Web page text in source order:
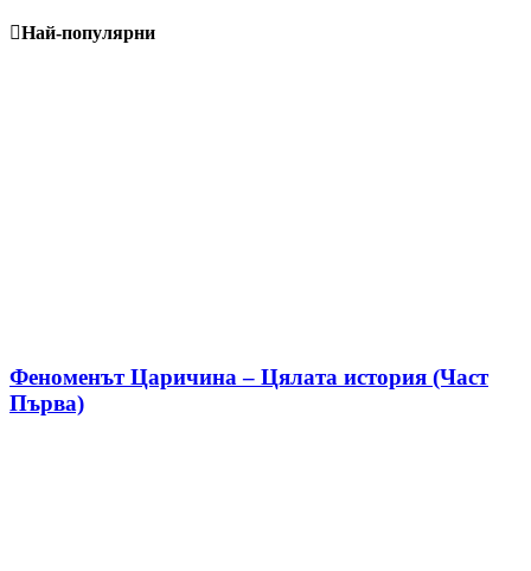
Най-популярни
Феноменът Царичина – Цялата история (Част
Първа)